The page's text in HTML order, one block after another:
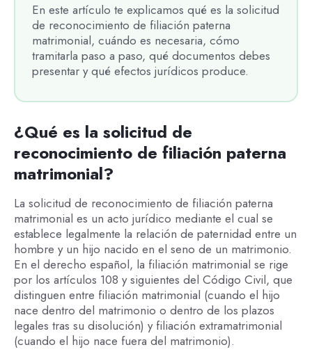
En este artículo te explicamos qué es la solicitud
de reconocimiento de filiación paterna
matrimonial, cuándo es necesaria, cómo
tramitarla paso a paso, qué documentos debes
presentar y qué efectos jurídicos produce.
¿Qué es la solicitud de
reconocimiento de filiación paterna
matrimonial?
La solicitud de reconocimiento de filiación paterna
matrimonial es un acto jurídico mediante el cual se
establece legalmente la relación de paternidad entre un
hombre y un hijo nacido en el seno de un matrimonio.
En el derecho español, la filiación matrimonial se rige
por los artículos 108 y siguientes del Código Civil, que
distinguen entre filiación matrimonial (cuando el hijo
nace dentro del matrimonio o dentro de los plazos
legales tras su disolución) y filiación extramatrimonial
(cuando el hijo nace fuera del matrimonio).